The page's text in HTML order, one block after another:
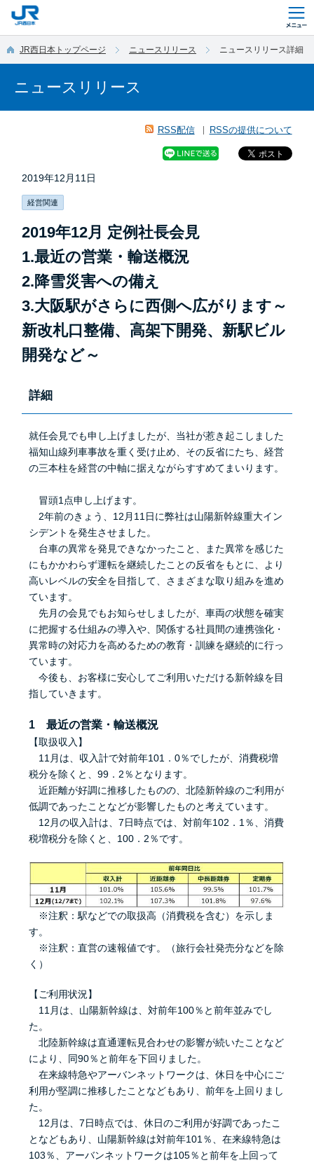
JR西日本トップページ ニュースリリース ニュースリリース詳細
ニュースリリース
RSS配信 RSSの提供について
2019年12月11日
経営関連
2019年12月 定例社長会見
1.最近の営業・輸送概況
2.降雪災害への備え
3.大阪駅がさらに西側へ広がります～
新改札口整備、高架下開発、新駅ビル
開発など～
詳細
就任会見でも申し上げましたが、当社が惹き起こしました
福知山線列車事故を重く受け止め、その反省にたち、経営
の三本柱を経営の中軸に据えながらすすめてまいります。
冒頭1点申し上げます。
2年前のきょう、12月11日に弊社は山陽新幹線重大イン
シデントを発生させました。
台車の異常を発見できなかったこと、また異常を感じた
にもかかわらず運転を継続したことの反省をもとに、より
高いレベルの安全を目指して、さまざまな取り組みを進め
ています。
先月の会見でもお知らせしましたが、車両の状態を確実
に把握する仕組みの導入や、関係する社員間の連携強化・
異常時の対応力を高めるための教育・訓練を継続的に行っ
ています。
今後も、お客様に安心してご利用いただける新幹線を目
指していきます。
1 最近の営業・輸送概況
【取扱収入】
11月は、収入計で対前年101．0％でしたが、消費税増
税分を除くと、99．2％となります。
近距離が好調に推移したものの、北陸新幹線のご利用が
低調であったことなどが影響したものと考えています。
12月の収入計は、7日時点では、対前年102．1％、消費
税増税分を除くと、100．2％です。
※注釈：駅などでの取扱高（消費税を含む）を示しま
す。
※注釈：直営の速報値です。（旅行会社発売分などを除
く）
【ご利用状況】
11月は、山陽新幹線は、対前年100％と前年並みでし
た。
北陸新幹線は直通運転見合わせの影響が続いたことなど
により、同90％と前年を下回りました。
在来線特急やアーバンネットワークは、休日を中心にご
利用が堅調に推移したことなどもあり、前年を上回りまし
た。
12月は、7日時点では、休日のご利用が好調であったこ
となどもあり、山陽新幹線は対前年101％、在来線特急は
103％、アーバンネットワークは105％と前年を上回って